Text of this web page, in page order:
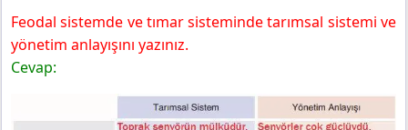
Feodal sistemde ve tımar sisteminde tarımsal sistemi ve
yönetim anlayışını yazınız.
Cevap: